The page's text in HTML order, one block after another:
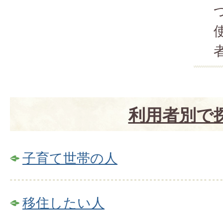
利用者別で
子育て世帯の人
移住したい人